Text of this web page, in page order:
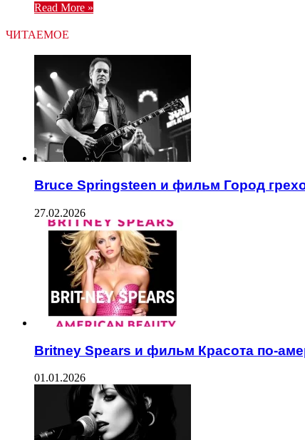
Read More »
ЧИТАЕМОЕ
Bruce Springsteen и фильм Город
27.02.2026
Britney Spears и фильм Красота по-
01.01.2026